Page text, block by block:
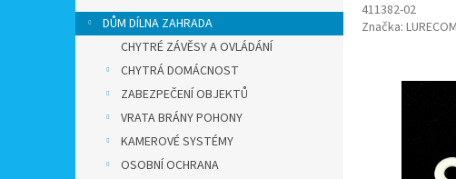
r
a
DŮM DÍLNA ZAHRADA
CHYTRÉ ZÁVĚSY A OVLÁDÁNÍ
CHYTRÁ DOMÁCNOST
ZABEZPEČENÍ OBJEKTŮ
VRATA BRÁNY POHONY
KAMEROVÉ SYSTÉMY
OSOBNÍ OCHRANA
411382-02
Značka: LURECOM